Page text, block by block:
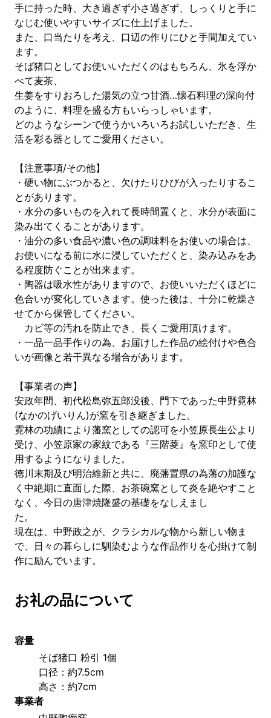
手に持った時、大き過ぎず小さ過ぎず、しっくりと手に
なじむ使いやすいサイズに仕上げました。
また、口当たりを考え、口辺の作りにひと手間加えてい
ます。
そば猪口としてお使いいただくのはもちろん、氷を浮か
べて麦茶、
生姜をすりおろした湯気の立つ甘酒…懐石料理の深向付
のように、料理を盛る方もいらっしゃいます。
どのようなシーンで使うかいろいろお試しいただき、生
活を彩る器としてご愛用ください。
【注意事項/その他】
・硬い物にぶつかると、欠けたりひびが入ったりするこ
とがあります。
・水分の多いものを入れて長時間置くと、水分が表面に
染み出てくることがあります。
・油分の多い食品や濃い色の調味料をお使いの場合は、
お使いになる前に水に浸していただくと、染み込みをあ
る程度防ぐことが出来ます。
・陶器は吸水性がありますので、お使いいただくほどに
色合いが変化していきます。使った後は、十分に乾燥さ
せてから保管してください。
カビ等の汚れを防止でき、長くご愛用頂けます。
・一品一品手作りの為、お届けした作品の絵付けや色合
いが画像と若干異なる場合があります。
【事業者の声】
安政年間、初代松島弥五郎没後、門下であった中野霓林
(なかのげいりん)が窯を引き継ぎました。
霓林の功績により藩窯としての認可を小笠原長生公より
受け、小笠原家の家紋である『三階菱』を窯印として使
用するようになりました。
徳川末期及び明治維新と共に、廃藩置県の為藩の加護な
く中絶期に直面した際、お茶碗窯として炎を絶やすこと
なく、今日の唐津焼隆盛の基礎をなしえまし
現在は、中野政之が、クラシカルな物から新しい物ま
で、日々の暮らしに馴染むような作品作りを心掛けて制
作に励んでいます。
お礼の品について
容量
そば猪口 粉引 1個
口径：約7.5cm
高さ：約7cm
事業者